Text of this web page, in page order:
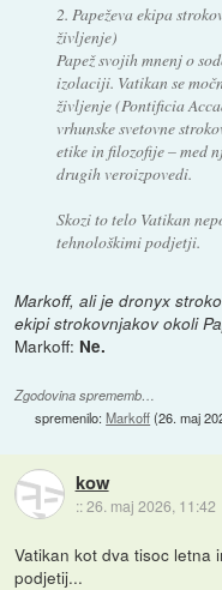
2. Papeževa ekipa
življenje)
Papež svojih mnenj o
izolaciji. Vatikan se
življenje (Pontificia
vrhunske svetovne
etike in filozofije – med
drugih veroizpovedi.
Skozi to telo Vatikan
tehnološkimi podjetji.
Markoff, ali je dronyx
ekipi strokovnjakov okoli
Markoff: Ne.
Zgodovina sprememb…
spremenilo:Markoff(26. maj
kow
::26. maj 2026, 11:42
Vatikan kot dva tisoc letna
podjetij...